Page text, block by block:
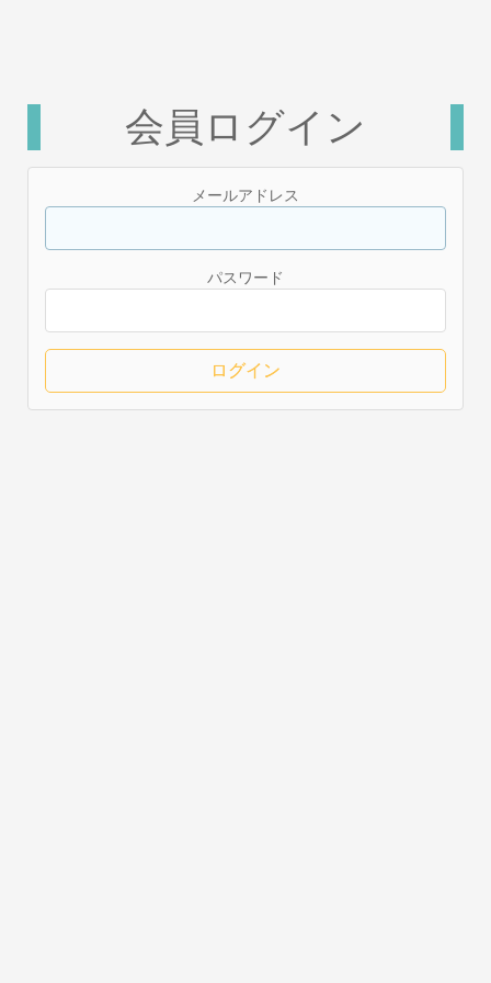
会員ログイン
メールアドレス
パスワード
ログイン